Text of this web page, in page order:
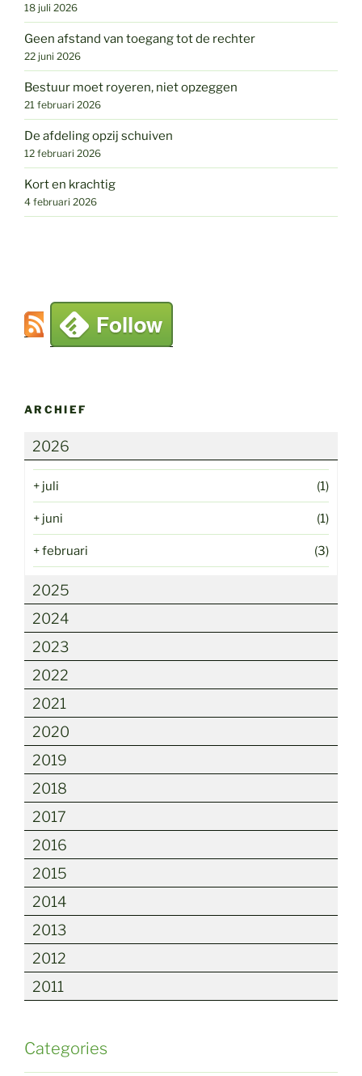
18 juli 2026
Geen afstand van toegang tot de rechter
22 juni 2026
Bestuur moet royeren, niet opzeggen
21 februari 2026
De afdeling opzij schuiven
12 februari 2026
Kort en krachtig
4 februari 2026
ARCHIEF
2026
+ juli (1)
+ juni (1)
+februari (3)
2025
2024
2023
2022
2021
2020
2019
2018
2017
2016
2015
2014
2013
2012
2011
Categories